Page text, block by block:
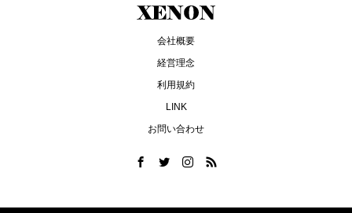
会社概要
経営理念
利用規約
LINK
お問い合わせ